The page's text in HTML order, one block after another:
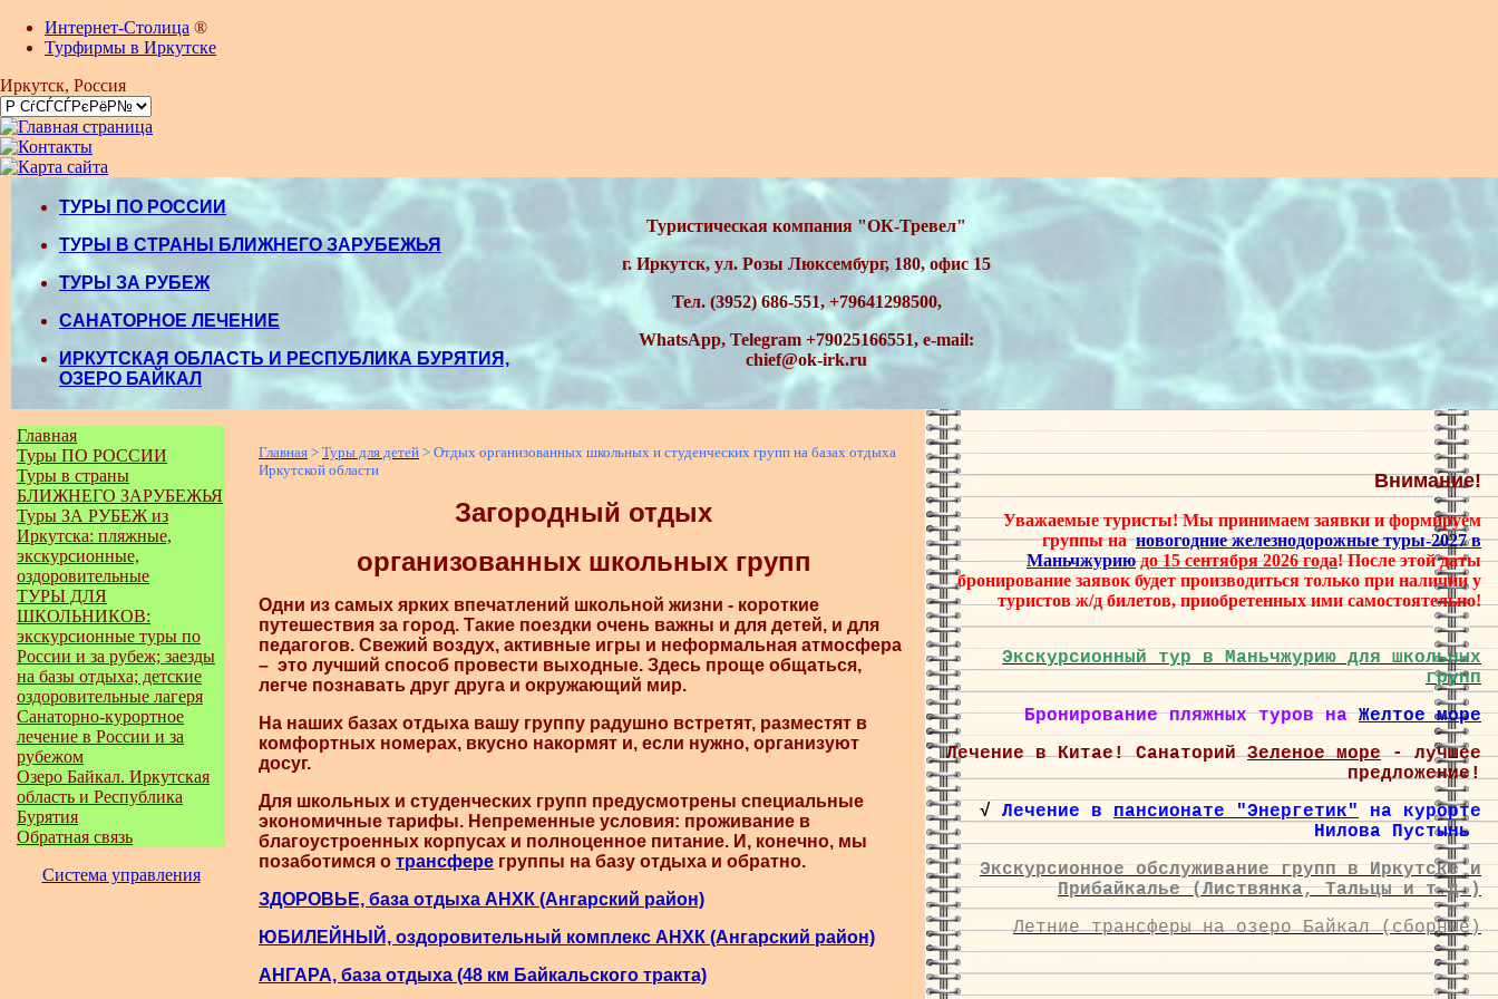
Интернет-Столица ®
Турфирмы в Иркутске
Иркутск, Россия
ТУРЫ ПО РОССИИ
ТУРЫ В СТРАНЫ БЛИЖНЕГО ЗАРУБЕЖЬЯ
ТУРЫ ЗА РУБЕЖ
САНАТОРНОЕ ЛЕЧЕНИЕ
ИРКУТСКАЯ ОБЛАСТЬ И РЕСПУБЛИКА БУРЯТИЯ,
ОЗЕРО БАЙКАЛ
Туристическая компания "ОК-Тревел"
г. Иркутск, ул. Розы Люксембург, 180, офис 15
Тел. (3952) 686-551, +79641298500,
WhatsApp, Telegram +79025166551, e-mail:
chief@ok-irk.ru
Главная
Туры ПО РОССИИ
Туры в страны
БЛИЖНЕГО ЗАРУБЕЖЬЯ
Туры ЗА РУБЕЖ из
Иркутска: пляжные,
экскурсионные,
оздоровительные
ТУРЫ ДЛЯ
ШКОЛЬНИКОВ:
экскурсионные туры по
России и за рубеж; заезды
на базы отдыха; детские
оздоровительные лагеря
Санаторно-курортное
лечение в России и за
рубежом
Озеро Байкал. Иркутская
область и Республика
Бурятия
Обратная связь
Система управления
Главная > Туры для детей > Отдых организованных школьных и студенческих групп на базах отдыха
Иркутской области
Загородный отдых
организованных школьных групп
Одни из самых ярких впечатлений школьной жизни - короткие
путешествия за город. Такие поездки очень важны и для детей, и для
педагогов. Свежий воздух, активные игры и неформальная атмосфера
– это лучший способ провести выходные. Здесь проще общаться,
легче познавать друг друга и окружающий мир.
На наших базах отдыха вашу группу радушно встретят, разместят в
комфортных номерах, вкусно накормят и, если нужно, организуют
досуг.
Для школьных и студенческих групп предусмотрены специальные
экономичные тарифы. Непременные условия: проживание в
благоустроенных корпусах и полноценное питание. И, конечно, мы
позаботимся о трансфере группы на базу отдыха и обратно.
ЗДОРОВЬЕ, база отдыха АНХК (Ангарский район)
ЮБИЛЕЙНЫЙ, оздоровительный комплекс АНХК (Ангарский район)
АНГАРА, база отдыха (48 км Байкальского тракта)
Внимание!
Уважаемые туристы! Мы принимаем заявки и формируем
группы нановогодниежелезнодорожные туры-2027 в
Маньчжурию до 15 сентября 2026 года! После этой даты
бронирование заявок будет производиться только при наличии у
туристов ж/д билетов, приобретенных ими самостоятельно!
Экскурсионный тур в Маньчжурию для школьных
групп
Бронирование пляжных туров наЖелтое море
Лечение в Китае! СанаторийЗеленое море- лучшее
предложение!
√
Лечение в пансионате "Энергетик"
на курорте
Нилова Пустынь
Экскурсионное обслуживание групп в Иркутске и
Прибайкалье (Листвянка, Тальцы и т.д.)
Летние трансферы на озеро Байкал (сборные)